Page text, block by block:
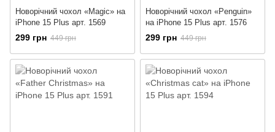
Новорічний чохол «Magic» на
iPhone 15 Plus арт. 1569
299 грн 449 грн
Новорічний чохол «Penguin»
на iPhone 15 Plus арт. 1576
299 грн 449 грн